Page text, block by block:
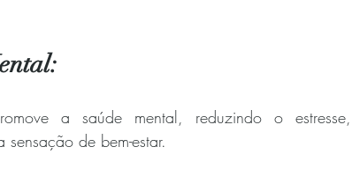
a saúde mental, reduzindo o estresse,
de bem-estar.